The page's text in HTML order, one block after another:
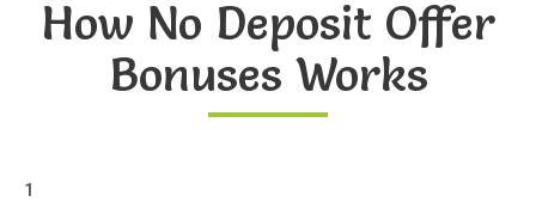
How No Deposit Offer
Bonuses Works
1